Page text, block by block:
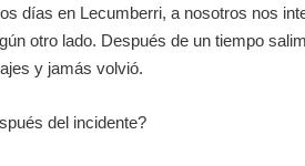
días en Lecumberri, a nosotros nos
otro lado. Después de un tiempo
y jamás volvió.
del incidente?